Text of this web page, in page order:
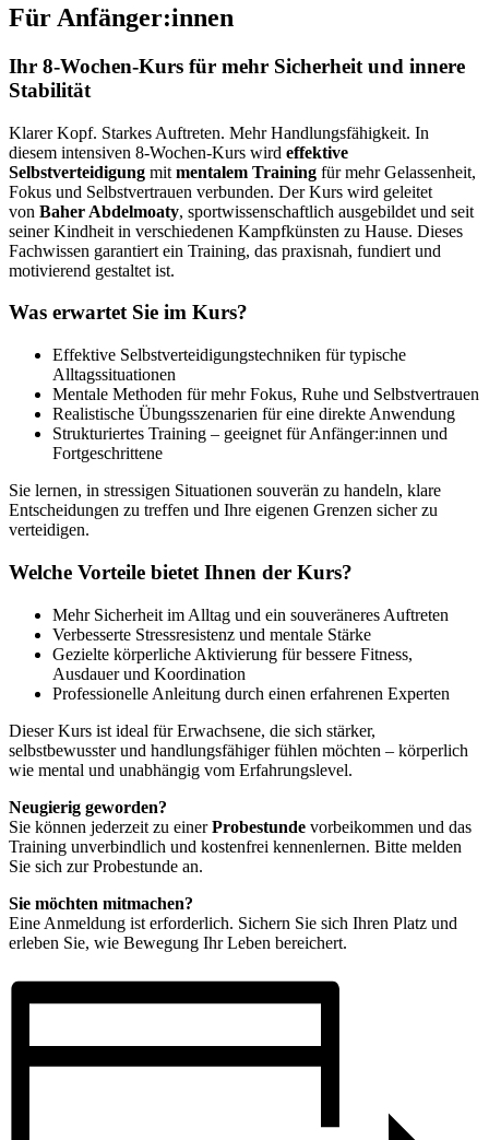
Für Anfänger:innen
Ihr 8‑Wochen‑Kurs für mehr Sicherheit und innere
Stabilität
Klarer Kopf. Starkes Auftreten. Mehr Handlungsfähigkeit. In
diesem intensiven 8‑Wochen‑Kurs wird effektive
Selbstverteidigung mit mentalem Training für mehr Gelassenheit,
Fokus und Selbstvertrauen verbunden. Der Kurs wird geleitet
von Baher Abdelmoaty, sportwissenschaftlich ausgebildet und seit
seiner Kindheit in verschiedenen Kampfkünsten zu Hause. Dieses
Fachwissen garantiert ein Training, das praxisnah, fundiert und
motivierend gestaltet ist.
Was erwartet Sie im Kurs?
Effektive Selbstverteidigungstechniken für typische
Alltagssituationen
Mentale Methoden für mehr Fokus, Ruhe und Selbstvertrauen
Realistische Übungsszenarien für eine direkte Anwendung
Strukturiertes Training – geeignet für Anfänger:innen und
Fortgeschrittene
Sie lernen, in stressigen Situationen souverän zu handeln, klare
Entscheidungen zu treffen und Ihre eigenen Grenzen sicher zu
verteidigen.
Welche Vorteile bietet Ihnen der Kurs?
Mehr Sicherheit im Alltag und ein souveräneres Auftreten
Verbesserte Stressresistenz und mentale Stärke
Gezielte körperliche Aktivierung für bessere Fitness,
Ausdauer und Koordination
Professionelle Anleitung durch einen erfahrenen Experten
Dieser Kurs ist ideal für Erwachsene, die sich stärker,
selbstbewusster und handlungsfähiger fühlen möchten – körperlich
wie mental und unabhängig vom Erfahrungslevel.
Neugierig geworden?
Sie können jederzeit zu einerProbestunde vorbeikommen und das
Training unverbindlich und kostenfrei kennenlernen. Bitte melden
Sie sich zur Probestunde an.
Sie möchten mitmachen?
Eine Anmeldung ist erforderlich. Sichern Sie sich Ihren Platz und
erleben Sie, wie Bewegung Ihr Leben bereichert.